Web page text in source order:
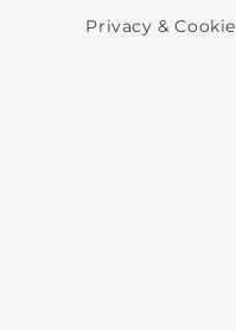
Privacy & Cookie